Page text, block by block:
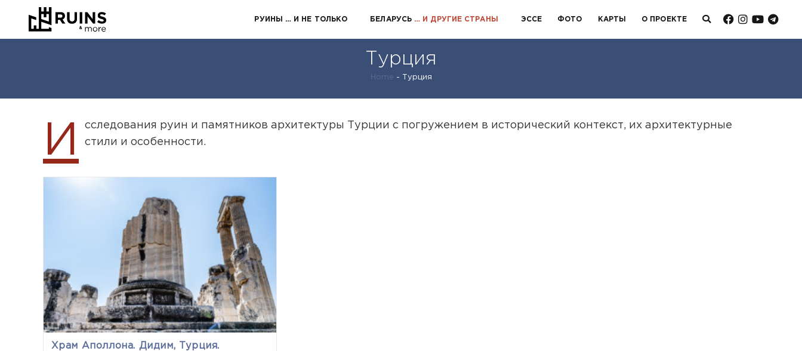
РУИНЫ … И НЕ ТОЛЬКО БЕЛАРУСЬ … И ДРУГИЕ СТРАНЫ ЭССЕ ФОТО КАРТЫ О ПРОЕКТЕ
Турция
Home - Турция
И
сследования руин и памятников архитектуры Турции с погружением в исторический контекст, их архитектурные
стили и особенности.
Храм Аполлона. Дидим, Турция.